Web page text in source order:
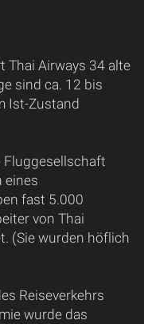
Thai Airways 34 alte
sind ca. 12 bis
Ist-Zustand
Fluggesellschaft
eines
fast 5.000
von Thai
(Sie wurden höflich
Reiseverkehrs
wurde das